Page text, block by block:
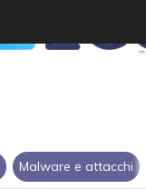
Malware e attacchi